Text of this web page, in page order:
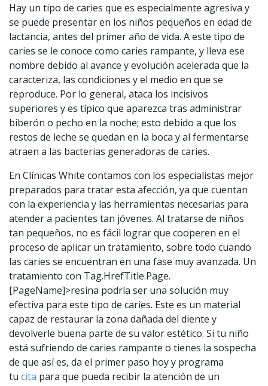
Hay un tipo de caries que es especialmente agresiva y
se puede presentar en los niños pequeños en edad de
lactancia, antes del primer año de vida. A este tipo de
caries se le conoce como caries rampante, y lleva ese
nombre debido al avance y evolución acelerada que la
caracteriza, las condiciones y el medio en que se
reproduce. Por lo general, ataca los incisivos
superiores y es típico que aparezca tras administrar
biberón o pecho en la noche; esto debido a que los
restos de leche se quedan en la boca y al fermentarse
atraen a las bacterias generadoras de caries.
En Clínicas White contamos con los especialistas mejor
preparados para tratar esta afección, ya que cuentan
con la experiencia y las herramientas necesarias para
atender a pacientes tan jóvenes. Al tratarse de niños
tan pequeños, no es fácil lograr que cooperen en el
proceso de aplicar un tratamiento, sobre todo cuando
las caries se encuentran en una fase muy avanzada. Un
tratamiento con Tag.HrefTitle.Page.
[PageName]>resina podría ser una solución muy
efectiva para este tipo de caries. Este es un material
capaz de restaurar la zona dañada del diente y
devolverle buena parte de su valor estético. Si tu niño
está sufriendo de caries rampante o tienes la sospecha
de que así es, da el primer paso hoy y programa
tu cita para que pueda recibir la atención de un